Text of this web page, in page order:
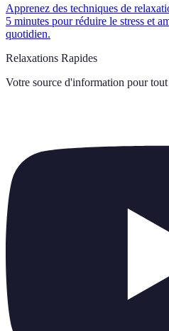
Apprenez des techniques de
5 minutes pour réduire le stress et
quotidien.
Relaxations Rapides
Votre source d'information pour